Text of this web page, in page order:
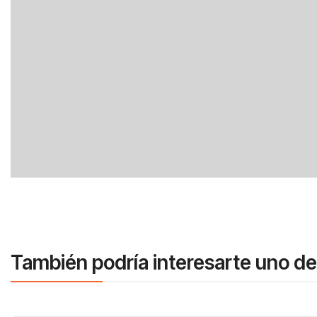
También podría interesarte uno